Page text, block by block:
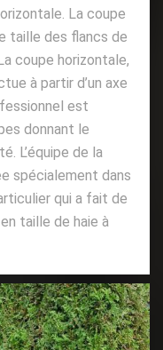
La coupe
taille des flancs de
coupe horizontale,
à partir d’un axe
est
donnant le
L’équipe de la
spécialement dans
qui a fait de
taille de haie à